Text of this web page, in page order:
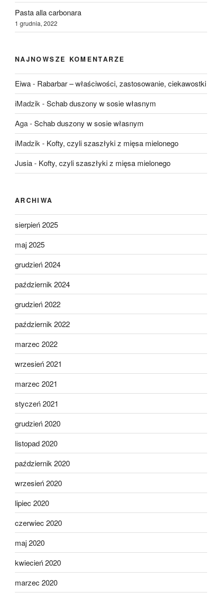
Pasta alla carbonara
1 grudnia, 2022
NAJNOWSZE KOMENTARZE
Eiwa- Rabarbar – właściwości, zastosowanie, ciekawostki
iMadzik -Schab duszony w sosie własnym
Aga-Schab duszony w sosie własnym
iMadzik - Kofty, czyli szaszłyki z mięsa mielonego
Jusia- Kofty, czyli szaszłyki z mięsa mielonego
ARCHIWA
sierpień 2025
maj 2025
grudzień 2024
październik 2024
grudzień 2022
październik 2022
marzec 2022
wrzesień 2021
marzec 2021
styczeń 2021
grudzień 2020
listopad 2020
październik 2020
wrzesień 2020
lipiec 2020
czerwiec 2020
maj 2020
kwiecień 2020
marzec 2020